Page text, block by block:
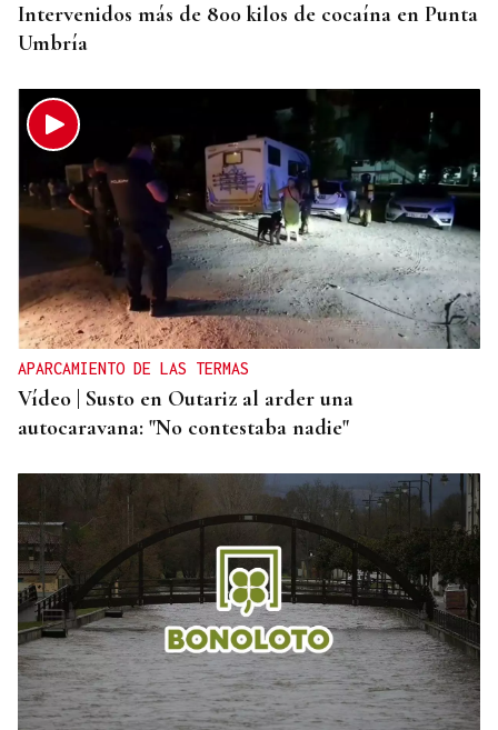
Intervenidos más de 800 kilos de cocaína en Punta
Umbría
APARCAMIENTO DE LAS TERMAS
Vídeo | Susto en Outariz al arder una
autocaravana: "No contestaba nadie"